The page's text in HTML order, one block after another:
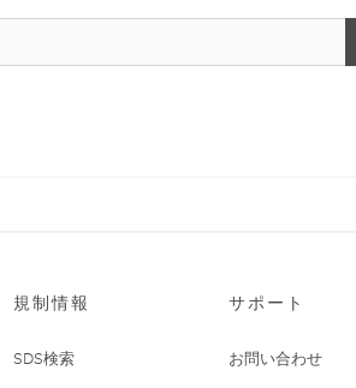
規制情報
SDS検索
サポート
お問い合わせ